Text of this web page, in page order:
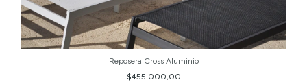
Reposera Cross Aluminio
$455.000,00